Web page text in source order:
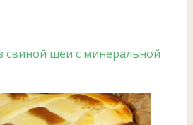
шеи с минеральной